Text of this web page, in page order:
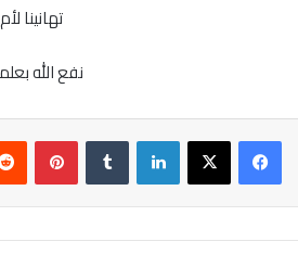
تهانينالأم
نفعالله
فيسبوك لينكدإن بينتيريست